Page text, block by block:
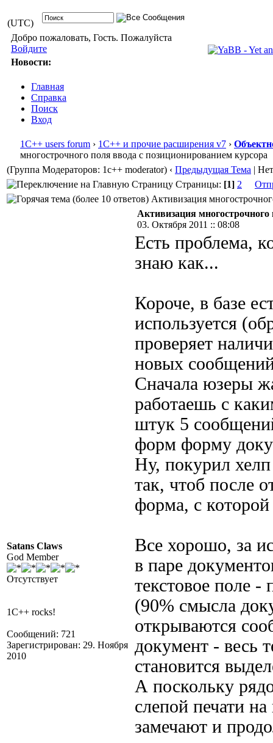
(UTC)
Добро пожаловать, Гость. Пожалуйста
Войдите
Новости:
Главная
Справка
Поиск
Вход
1С++ users forum › 1С++ и прочие расширения v7 ›
многострочного поля ввода с позиционированием курсора
(Группа Модераторов: 1c++ moderator) ‹ Предыдущая Тема |
Страницы: [1] 2
Активизация
Satans Claws
God Member
Отсутствует
1C++ rocks!
Сообщений: 721
Зарегистрирован: 29. Ноября
2010
Активизация
03. Октября 2011 :: 08:08
Есть проблема,
знаю как...
Короче, в базе
используется
проверяет
новых
Сначала юзеры
работаешь с
штук 5
форм форму
Ну, покурил
так, чтоб после
форма, с
Все хорошо, за
в паре
текстовое поле -
(90% смысла
открываются
документ - весь
становится
А поскольку
слепой печати
замечают и